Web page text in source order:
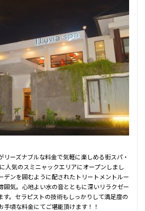
リーズナブルな料金で気軽に楽しめる街スパ・
人気のスミニャックエリアにオープンしまし
デンを囲むように配されたトリートメントルー
囲気。心地よい水の音とともに深いリラクゼー
す。セラピストの技術もしっかりして満足度の
手頃な料金にてご堪能頂けます！！